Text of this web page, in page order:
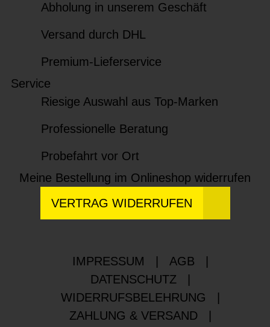
Abholung in unserem Geschäft
Versand durch DHL
Premium-Lieferservice
Service
Riesige Auswahl aus Top-Marken
Professionelle Beratung
Probefahrt vor Ort
Meine Bestellung im Onlineshop widerrufen
VERTRAG WIDERRUFEN
IMPRESSUM AGB
DATENSCHUTZ
WIDERRUFSBELEHRUNG
ZAHLUNG & VERSAND